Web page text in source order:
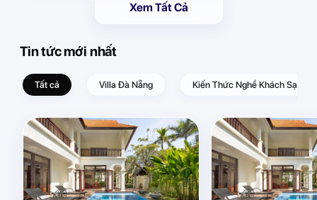
Xem Tất Cả
Tin tức mới nhất
Tất cả Villa Đà Nẵng Kiến Thức Nghề Khách Sạn –